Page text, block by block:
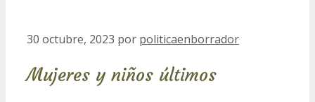
30 octubre, 2023 por politicaenborrador
Mujeres y niños últimos